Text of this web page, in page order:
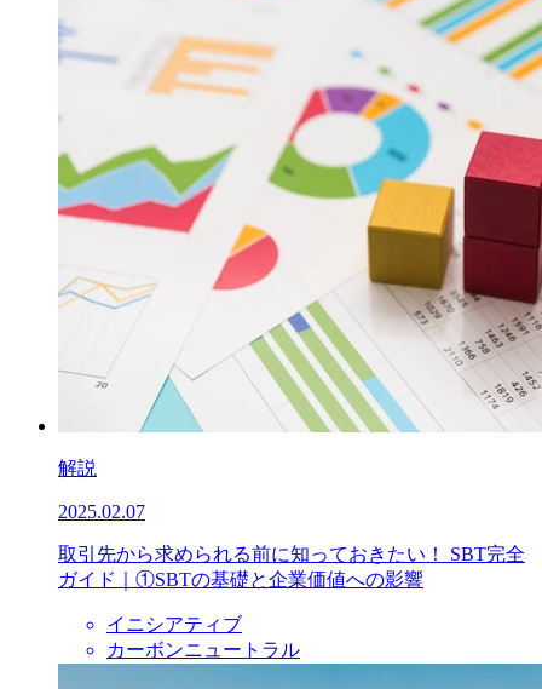
解説
2025.02.07
取引先から求められる前に知っておきたい！ SBT完全
ガイド｜①SBTの基礎と企業価値への影響
イニシアティブ
カーボンニュートラル